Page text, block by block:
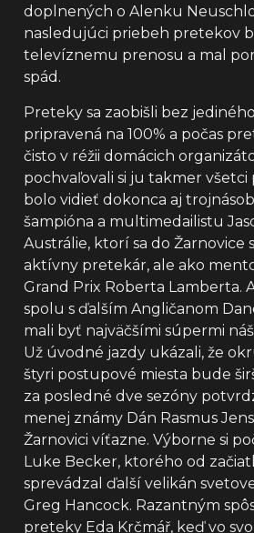
doplnených o Alenku
nasledujúci priebeh pretekov
televíznemu prenosu a mal
spád.
Preteky sa zaobišli bez
pripravená na 100% a počas
čisto v réžii domácich
pochvaľovali si ju takmer všetci
bolo vidieť dokonca aj
šampióna a multimedailistu
Austrálie, ktorí sa do Žarnovice
aktívny pretekár, ale ako
Grand Prix Roberta Lamberta.
spolu s ďalším Angličanom
mali byť najväčšími súpermi
Už úvodné jazdy ukázali, že
štyri postupové miesta bude
za posledné dve sezóny
menej známy Dán Rasmus
Žarnovici víťazne. Výborne si
Luke Becker, ktorého od
sprevádzal ďalší velikán
Greg Hancock. Razantným
preteky Eda Krčmář, keď vo